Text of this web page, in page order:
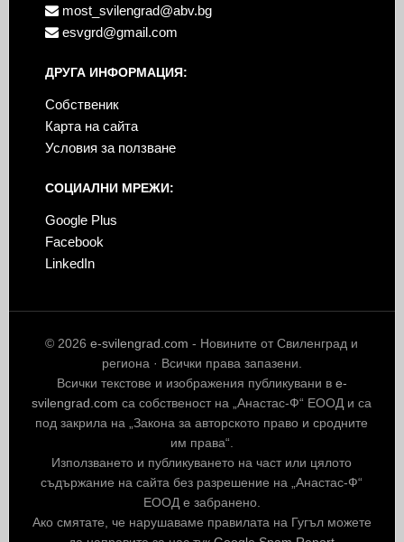
most_svilengrad@abv.bg
esvgrd@gmail.com
ДРУГА ИНФОРМАЦИЯ:
Собственик
Карта на сайта
Условия за ползване
СОЦИАЛНИ МРЕЖИ:
Google Plus
Facebook
LinkedIn
© 2026e-svilengrad.com - Новините от Свиленград и
региона · Всички права запазени.
Всички текстове и изображения публикувани в e-
svilengrad.com са собственост на „Анастас-Ф“ ЕООД и са
под закрила на „Закона за авторското право и сродните
им права“.
Използването и публикуването на част или цялото
съдържание на сайта без разрешение на „Анастас-Ф“
ЕООД е забранено.
Ако смятате, че нарушаваме правилата на Гугъл можете